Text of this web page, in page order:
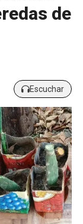
de
Escuchar